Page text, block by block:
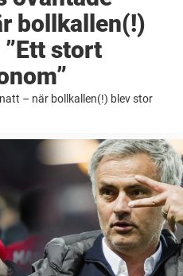
bollkallen(!)
stort
– när bollkallen(!) blev stor